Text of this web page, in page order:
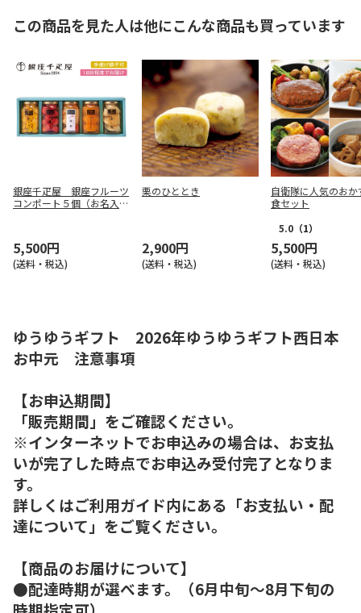
この商品を見た人は他にこんな商品も買っています
銀座千疋屋 銀座フルーツ
コンポート５個（お名入
5,500円
(送料・税込)
栗のひととき
2,900円
(送料・税込)
自衛隊に人気のお
食セット
5.0 （1）
5,500円
(送料・税込)
ゆうゆうギフト 2026年ゆうゆうギフト西日本
お中元 注意事項
【お申込期間】
「販売期間」をご確認ください。
※インターネットでお申込みの場合は、お支払
いが完了した時点でお申込み受付完了となりま
す。
詳しくはご利用ガイド内にある「お支払い・配
達について」をご覧ください。
【商品のお届けについて】
●配達時期が選べます。（6月中旬～8月下旬の